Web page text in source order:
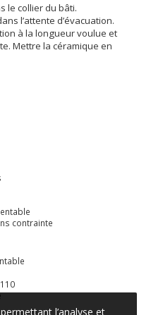
le collier du bâti.
l’attente d’évacuation.
à la longueur voulue et
Mettre la céramique en
contrainte
l’analyse et